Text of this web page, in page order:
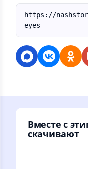
https://
eyes
Вместе с
скачивают